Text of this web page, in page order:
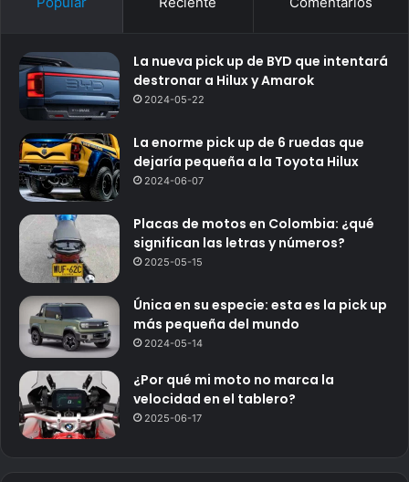
La nueva pick up de BYD que intentará
destronar a Hilux y Amarok
2024-05-22
La enorme pick up de 6 ruedas que
dejaría pequeña a la Toyota Hilux
2024-06-07
Placas de motos en Colombia: ¿qué
significan las letras y números?
2025-05-15
Única en su especie: esta es la pick up
más pequeña del mundo
2024-05-14
¿Por qué mi moto no marca la
velocidad en el tablero?
2025-06-17